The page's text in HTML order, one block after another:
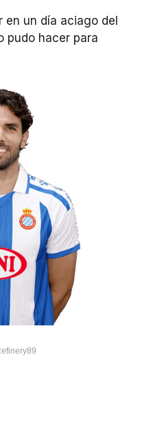
en un día aciago del
pudo hacer para